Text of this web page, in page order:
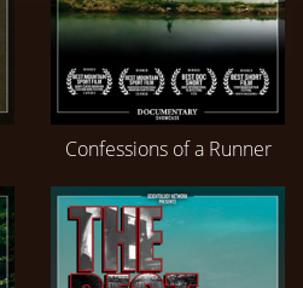
Confessions of a Runner